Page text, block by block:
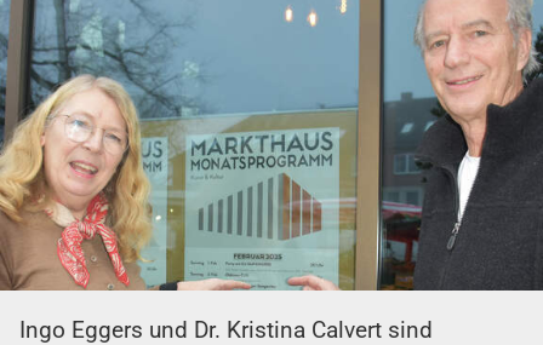
Ingo Eggers und Dr. Kristina Calvert sind